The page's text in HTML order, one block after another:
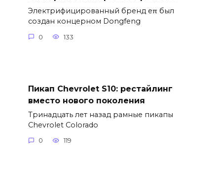
Электрифицированный бренд eπ был
создан концерном Dongfeng
0 133
Пикап Chevrolet S10: рестайлинг
вместо нового поколения
Тринадцать лет назад рамные пикапы
Chevrolet Colorado
0 119